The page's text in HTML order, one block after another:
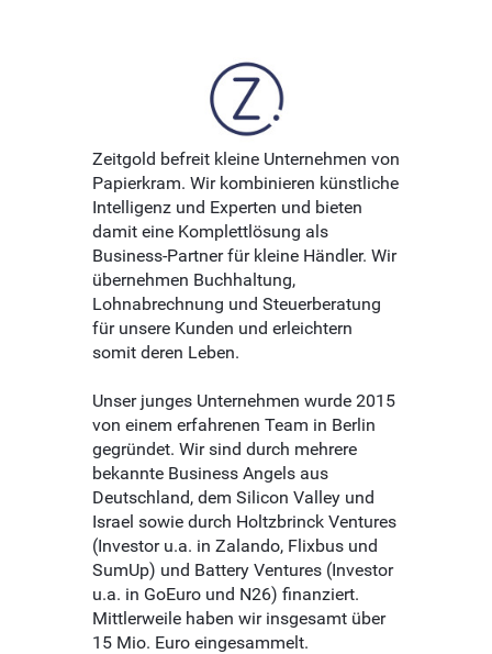
Zeitgold befreit kleine Unternehmen von
Papierkram. Wir kombinieren künstliche
Intelligenz und Experten und bieten
damit eine Komplettlösung als
Business-Partner für kleine Händler. Wir
übernehmen Buchhaltung,
Lohnabrechnung und Steuerberatung
für unsere Kunden und erleichtern
somit deren Leben.
Unser junges Unternehmen wurde 2015
von einem erfahrenen Team in Berlin
gegründet. Wir sind durch mehrere
bekannte Business Angels aus
Deutschland, dem Silicon Valley und
Israel sowie durch Holtzbrinck Ventures
(Investor u.a. in Zalando, Flixbus und
SumUp) und Battery Ventures (Investor
u.a. in GoEuro und N26) finanziert.
Mittlerweile haben wir insgesamt über
15 Mio. Euro eingesammelt.